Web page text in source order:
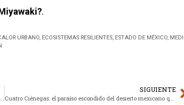
.
URBANO, ECOSISTEMAS RESILIENTES, ESTADO DE MÉXICO,
SIGUIENTE